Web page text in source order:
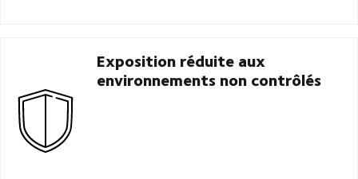
Exposition réduite aux
environnements non contrôlés